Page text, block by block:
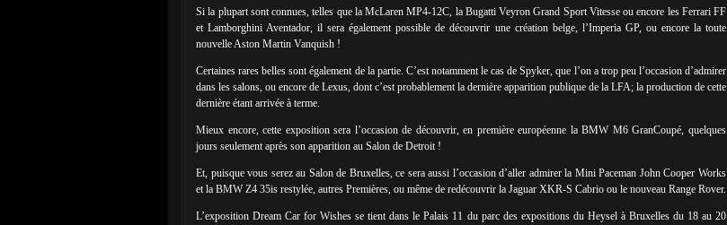
Si la plupart sont connues, telles que la McLaren MP4-12C, la Bugatti Veyron Grand Sport Vitesse ou encore les Ferrari FF
et Lamborghini Aventador, il sera également possible de découvrir une création belge, l’Imperia GP, ou encore la toute
nouvelle Aston Martin Vanquish !
Certaines rares belles sont également de la partie. C’est notamment le cas de Spyker, que l’on a trop peu l’occasion d’admirer
dans les salons, ou encore de Lexus, dont c’est probablement la dernière apparition publique de la LFA; la production de cette
dernière étant arrivée à terme.
Mieux encore, cette exposition sera l’occasion de découvrir, en première européenne la BMW M6 GranCoupé, quelques
jours seulement après son apparition au Salon de Detroit !
Et, puisque vous serez au Salon de Bruxelles, ce sera aussi l’occasion d’aller admirer la Mini Paceman John Cooper Works
et la BMW Z4 35is restylée, autres Premières, ou même de redécouvrir la Jaguar XKR-S Cabrio ou le nouveau Range Rover.
L’exposition Dream Car for Wishes se tient dans le Palais 11 du parc des expositions du Heysel à Bruxelles du 18 au 20